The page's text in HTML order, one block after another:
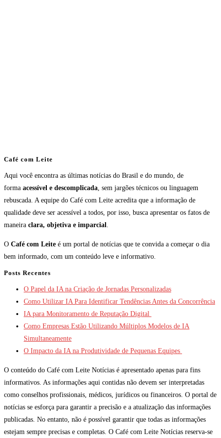
Café com Leite
Aqui você encontra as últimas notícias do Brasil e do mundo, de
forma acessível e descomplicada, sem jargões técnicos ou linguagem
rebuscada. A equipe do Café com Leite acredita que a informação de
qualidade deve ser acessível a todos, por isso, busca apresentar os fatos de
maneira clara, objetiva e imparcial.
O Café com Leite é um portal de notícias que te convida a começar o dia
bem informado, com um conteúdo leve e informativo.
Posts Recentes
O Papel da IA na Criação de Jornadas Personalizadas
Como Utilizar IA Para Identificar Tendências Antes da Concorrência
IA para Monitoramento de Reputação Digital
Como Empresas Estão Utilizando Múltiplos Modelos de IA
Simultaneamente
O Impacto da IA na Produtividade de Pequenas Equipes
O conteúdo do Café com Leite Notícias é apresentado apenas para fins
informativos. As informações aqui contidas não devem ser interpretadas
como conselhos profissionais, médicos, jurídicos ou financeiros. O portal de
notícias se esforça para garantir a precisão e a atualização das informações
publicadas. No entanto, não é possível garantir que todas as informações
estejam sempre precisas e completas. O Café com Leite Notícias reserva-se